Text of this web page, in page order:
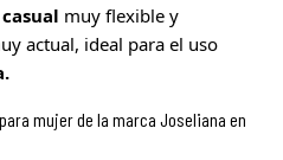
casual muy flexible y
actual, ideal para el uso
mujer de la marca Joseliana en